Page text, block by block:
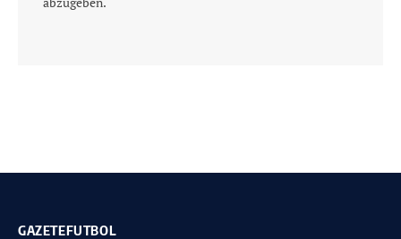
GAZETEFUTBOL